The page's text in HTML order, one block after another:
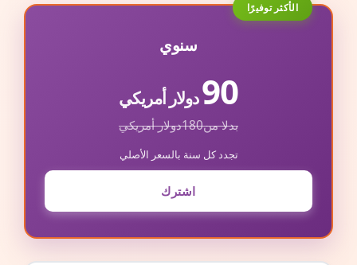
الأكثر توفيرًا
سنوي
90دولار أمريكي
بدلا من180دولار أمريكي
تجدد كل سنة بالسعر الأصلي
اشترك